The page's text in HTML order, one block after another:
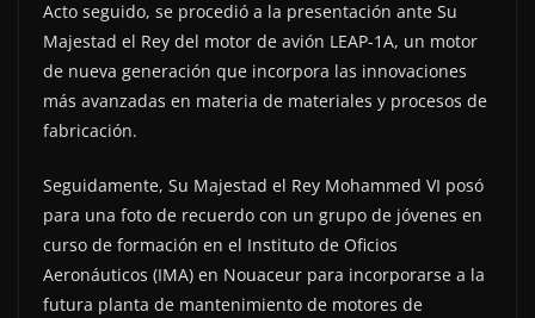
Acto seguido, se procedió a la presentación ante Su
Majestad el Rey del motor de avión LEAP-1A, un motor
de nueva generación que incorpora las innovaciones
más avanzadas en materia de materiales y procesos de
fabricación.
Seguidamente, Su Majestad el Rey Mohammed VI posó
para una foto de recuerdo con un grupo de jóvenes en
curso de formación en el Instituto de Oficios
Aeronáuticos (IMA) en Nouaceur para incorporarse a la
futura planta de mantenimiento de motores de